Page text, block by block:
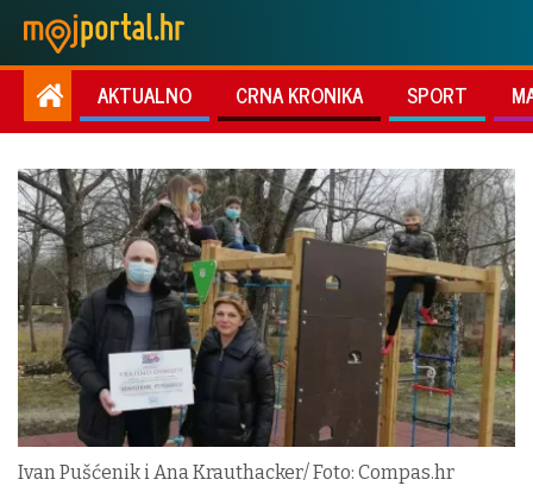
AKTUALNO CRNA KRONIKA SPORT
Ivan Pušćenik i Ana Krauthacker/ Foto: Compas.hr